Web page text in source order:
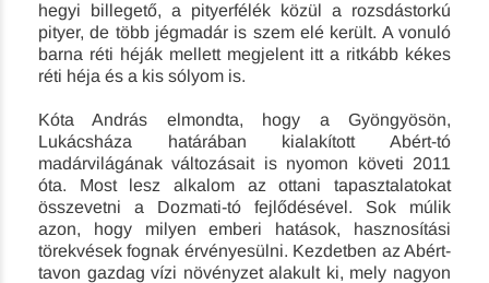
hegyi billegető, a pityerfélék közül a rozsdástorkú
pityer, de több jégmadár is szem elé került. A vonuló
barna réti héják mellett megjelent itt a ritkább kékes
réti héja és a kis sólyom is.
Kóta András elmondta, hogy a Gyöngyösön,
Lukácsháza határában kialakított Abért-tó
madárvilágának változásait is nyomon követi 2011
óta. Most lesz alkalom az ottani tapasztalatokat
összevetni a Dozmati-tó fejlődésével. Sok múlik
azon, hogy milyen emberi hatások, hasznosítási
törekvések fognak érvényesülni. Kezdetben az Abért-
tavon gazdag vízi növényzet alakult ki, mely nagyon